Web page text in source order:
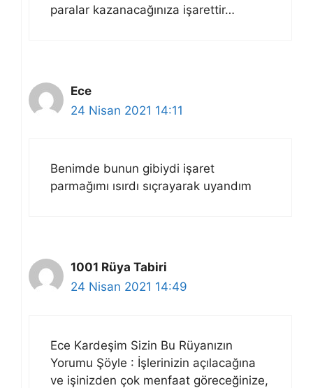
paralar kazanacağınıza işarettir…
Ece
24 Nisan 2021 14:11
Benimde bunun gibiydi işaret
parmağımı ısırdı sıçrayarak uyandım
1001 Rüya Tabiri
24 Nisan 2021 14:49
Ece Kardeşim Sizin Bu Rüyanızın
Yorumu Şöyle : İşlerinizin açılacağına
ve işinizden çok menfaat göreceğinize,